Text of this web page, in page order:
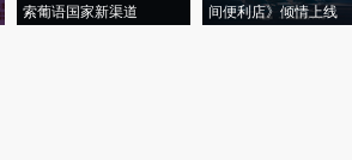
索葡语国家新渠道
间便利店》倾情上线